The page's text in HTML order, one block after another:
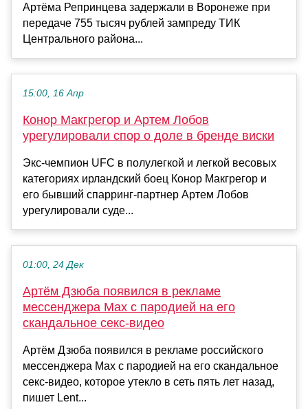
Артёма Репринцева задержали в Воронеже при
передаче 755 тысяч рублей зампреду ТИК
Центрального района...
15:00, 16 Апр
Конор Макгрегор и Артем Лобов
урегулировали спор о доле в бренде виски
Экс‑чемпион UFC в полулегкой и легкой весовых
категориях ирландский боец Конор Макгрегор и
его бывший спарринг‑партнер Артем Лобов
урегулировали суде...
01:00, 24 Дек
Артём Дзюба появился в рекламе
мессенджера Max с пародией на его
скандальное секс-видео
Артём Дзюба появился в рекламе российского
мессенджера Max с пародией на его скандальное
секс-видео, которое утекло в сеть пять лет назад,
пишет Lent...